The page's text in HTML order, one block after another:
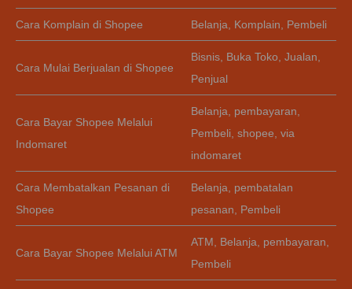
Cara Komplain di Shopee Belanja, Komplain, Pembeli
Cara Mulai Berjualan di Shopee
Bisnis, Buka Toko, Jualan,
Penjual
Cara Bayar Shopee Melalui
Indomaret
Belanja, pembayaran,
Pembeli, shopee, via
indomaret
Cara Membatalkan Pesanan di
Shopee
Belanja, pembatalan
pesanan, Pembeli
Cara Bayar Shopee Melalui ATM
ATM, Belanja, pembayaran,
Pembeli